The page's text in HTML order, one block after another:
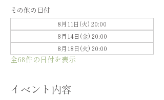
その他の日付
8月11日(火) 20:00
8月14日(金) 20:00
8月18日(火) 20:00
全68件の日付を表示
イベント内容